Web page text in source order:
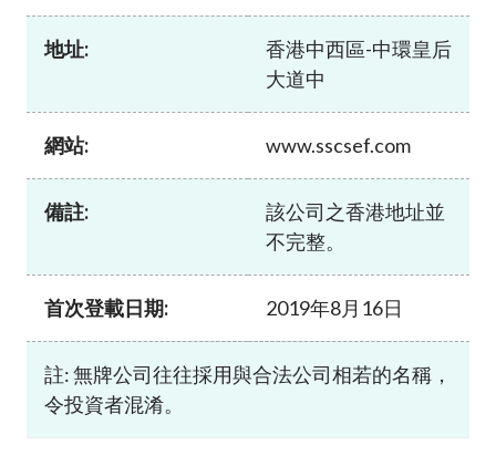
新聞稿及公布
地址:
香港中西區-中環皇后
大道中
網站: www.sscsef.com
備註:
該公司之香港地址並
不完整。
首次登載日期: 2019年8月16日
註: 無牌公司往往採用與合法公司相若的名稱，
令投資者混淆。